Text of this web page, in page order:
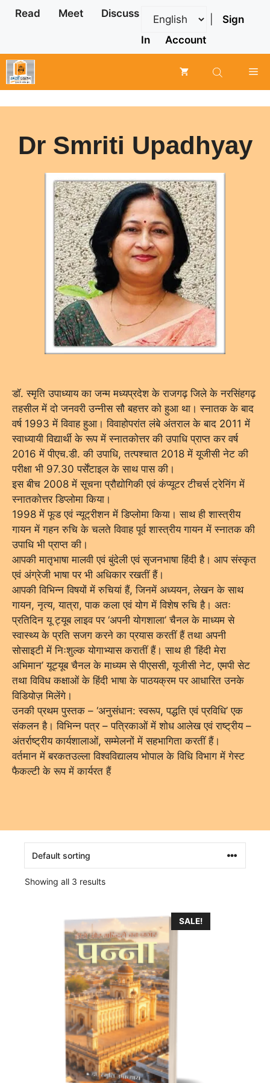
Skip
Read Meet Discuss
Sign
In
Account
Dr Smriti Upadhyay
डॉ. स्मृति उपाध्याय का जन्म मध्यप्रदेश के राजगढ़ जिले के नरसिंहगढ़
तहसील में दो जनवरी उन्नीस सौ बहत्तर को हुआ था। स्नातक के बाद
वर्ष 1993 में विवाह हुआ। विवाहोपरांत लंबे अंतराल के बाद 2011 में
स्वाध्यायी विद्यार्थी के रूप में स्नातकोत्तर की उपाधि प्राप्त कर वर्ष
2016 में पीएच.डी. की उपाधि, तत्पश्चात 2018 में यूजीसी नेट की
परीक्षा भी 97.30 पर्सेंटाइल के साथ पास की।
इस बीच 2008 में सूचना प्रौद्योगिकी एवं कंप्यूटर टीचर्स ट्रेनिंग में
स्नातकोत्तर डिप्लोमा किया।
1998 में फूड एवं न्यूट्रीशन में डिप्लोमा किया। साथ ही शास्त्रीय
गायन में गहन रुचि के चलते विवाह पूर्व शास्त्रीय गायन में स्नातक की
उपाधि भी प्राप्त की।
आपकी मातृभाषा मालवी एवं बुंदेली एवं सृजनभाषा हिंदी है। आप संस्कृत
एवं अंग्रेजी भाषा पर भी अधिकार रखतीं हैं।
आपकी विभिन्न विषयों में रुचियां हैं, जिनमें अध्ययन, लेखन के साथ
गायन, नृत्य, यात्रा, पाक कला एवं योग में विशेष रुचि है। अतः
प्रतिदिन यू ट्यूब लाइव पर ‘अपनी योगशाला’ चैनल के माध्यम से
स्वास्थ्य के प्रति सजग करने का प्रयास करतीं हैं तथा अपनी
सोसाइटी में निःशुल्क योगाभ्यास करातीं हैं। साथ ही ‘हिंदी मेरा
अभिमान’ यूट्यूब चैनल के माध्यम से पीएससी, यूजीसी नेट, एमपी सेट
तथा विविध कक्षाओं के हिंदी भाषा के पाठयक्रम पर आधारित उनके
विडियोज़ मिलेंगे।
उनकी प्रथम पुस्तक – ‘अनुसंधान: स्वरूप, पद्धति एवं प्रविधि’ एक
संकलन है। विभिन्न पत्र – पत्रिकाओं में शोध आलेख एवं राष्ट्रीय –
अंतर्राष्ट्रीय कार्यशालाओं, सम्मेलनों में सहभागिता करतीं हैं।
वर्तमान में बरकतउल्ला विश्वविद्यालय भोपाल के विधि विभाग में गेस्ट
फैकल्टी के रूप में कार्यरत हैं
Showing all 3 results
SALE!